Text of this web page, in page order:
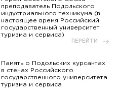
преподаватель Подольского
индустриального техникума (в
настоящее время Российский
государственный университет
туризма и сервиса)
ПЕРЕЙТИ
Память о Подольских курсантах
в стенах Российского
государственного университета
туризма и сервиса